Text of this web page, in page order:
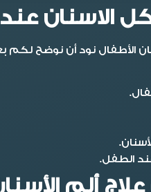
الاسنان عند
الأطفال نود أن نوضح لكم
الطفل.
ألم الأسنان عند